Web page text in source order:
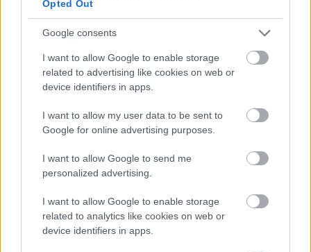
Opted Out
Google consents
I want to allow Google to enable storage
related to advertising like cookies on web or
device identifiers in apps.
I want to allow my user data to be sent to
Google for online advertising purposes.
I want to allow Google to send me
personalized advertising.
I want to allow Google to enable storage
related to analytics like cookies on web or
device identifiers in apps.
Címkék:budapest elveszett villamos margit hid
Fogaskerekű, nosztalgiabusz,
hegymászó villamos és nyugdíjba menő
HÉV